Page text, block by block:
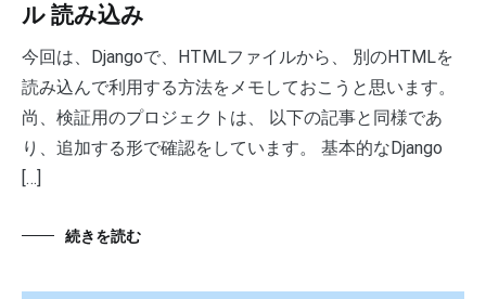
ル 読み込み
今回は、Djangoで、HTMLファイルから、 別のHTMLを
読み込んで利用する方法をメモしておこうと思います。
尚、検証用のプロジェクトは、 以下の記事と同様であ
り、追加する形で確認をしています。 基本的なDjango
[…]
続きを読む